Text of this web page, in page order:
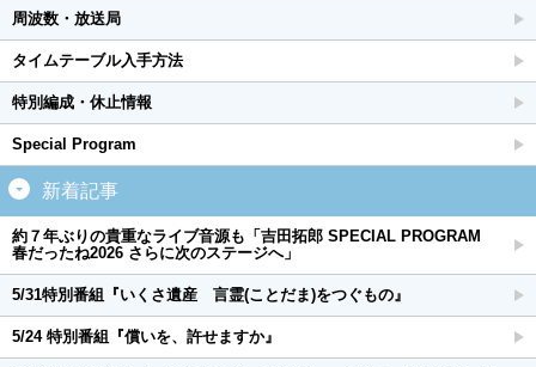
周波数・放送局
タイムテーブル入手方法
特別編成・休止情報
Special Program
新着記事
約７年ぶりの貴重なライブ音源も「吉田拓郎 SPECIAL PROGRAM
春だったね2026 さらに次のステージへ」
5/31特別番組『いくさ遺産 言霊(ことだま)をつぐもの』
5/24 特別番組『償いを、許せますか』